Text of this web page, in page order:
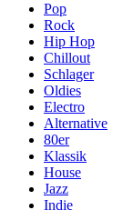
Pop
Rock
Hip Hop
Chillout
Schlager
Oldies
Electro
Alternative
80er
Klassik
House
Jazz
Indie